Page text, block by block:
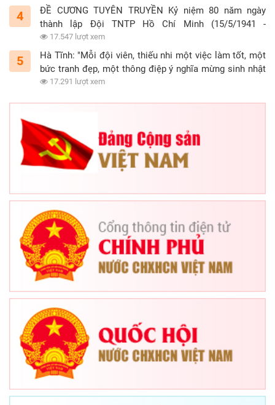
4
ĐỀ CƯƠNG TUYÊN TRUYỀN Kỷ niệm 80 năm ngày
thành lập Đội TNTP Hồ Chí Minh (15/5/1941 -
15/5/2021)
17.547 lượt xem
5
Hà Tĩnh: "Mỗi đội viên, thiếu nhi một việc làm tốt, một
bức tranh đẹp, một thông điệp ý nghĩa mừng sinh nhật
Đội"17.291 lượt xem